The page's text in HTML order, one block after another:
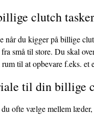
clutch tasker
når du kigger på billige
små til store. Du skal
til at opbevare f.eks.
til din billige
ofte vælge mellem